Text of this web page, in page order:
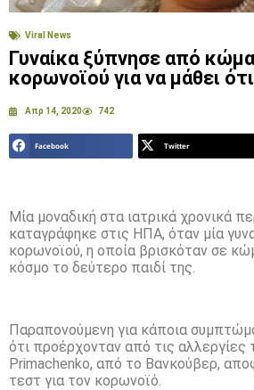
Viral News
Γυναίκα ξύπνησε από
κορωνοϊού για να μάθει
Απρ 14, 2020 742
Facebook Twitter
Μία μοναδική στα ιατρικά χρονικά
καταγράφηκε στις ΗΠΑ, όταν μία
κορωνοϊού, η οποία βρισκόταν σε
κόσμο το δεύτερο παιδί της.
Παραπονούμενη για κάποια
ότι προέρχονταν από τις αλλεργίες
Primachenko, από το Βανκούβερ,
τεστ για τον κορωνοϊό.